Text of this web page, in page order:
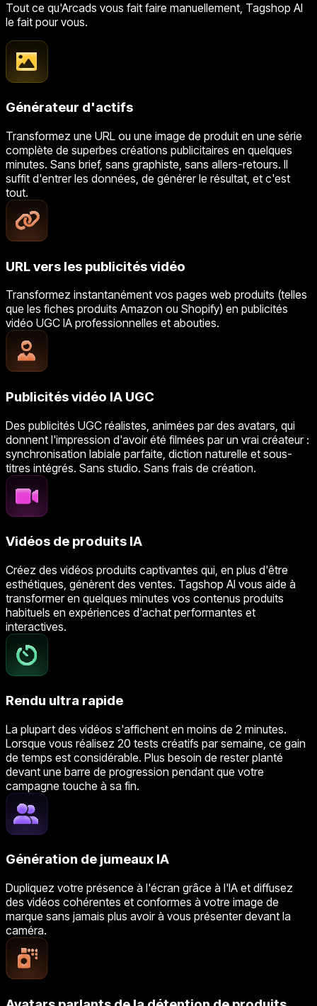
Tout ce qu'Arcads vous fait faire manuellement, Tagshop AI
le fait pour vous.
Générateur d'actifs
Transformez une URL ou une image de produit en une série
complète de superbes créations publicitaires en quelques
minutes. Sans brief, sans graphiste, sans allers-retours. Il
suffit d'entrer les données, de générer le résultat, et c'est
tout.
URL vers les publicités vidéo
Transformez instantanément vos pages web produits (telles
que les fiches produits Amazon ou Shopify) en publicités
vidéo UGC IA professionnelles et abouties.
Publicités vidéo IA UGC
Des publicités UGC réalistes, animées par des avatars, qui
donnent l'impression d'avoir été filmées par un vrai créateur :
synchronisation labiale parfaite, diction naturelle et sous-
titres intégrés. Sans studio. Sans frais de création.
Vidéos de produits IA
Créez des vidéos produits captivantes qui, en plus d'être
esthétiques, génèrent des ventes. Tagshop AI vous aide à
transformer en quelques minutes vos contenus produits
habituels en expériences d'achat performantes et
interactives.
Rendu ultra rapide
La plupart des vidéos s'affichent en moins de 2 minutes.
Lorsque vous réalisez 20 tests créatifs par semaine, ce gain
de temps est considérable. Plus besoin de rester planté
devant une barre de progression pendant que votre
campagne touche à sa fin.
Génération de jumeaux IA
Dupliquez votre présence à l'écran grâce à l'IA et diffusez
des vidéos cohérentes et conformes à votre image de
marque sans jamais plus avoir à vous présenter devant la
caméra.